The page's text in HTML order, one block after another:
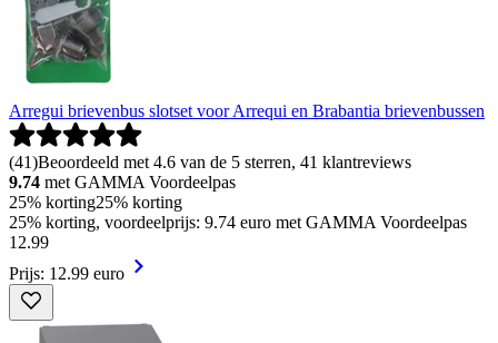
Arregui brievenbus slotset voor Arrequi en Brabantia brievenbussen
(41)Beoordeeld met 4.6 van de 5 sterren, 41 klantreviews
9.74 met GAMMA Voordeelpas
25% korting25% korting
25% korting, voordeelprijs: 9.74 euro met GAMMA Voordeelpas
12.99
Prijs: 12.99 euro